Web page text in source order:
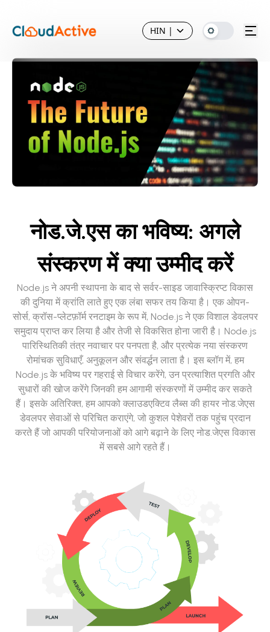
HIN |
नोड.जे.एस का भविष्य: अगले
संस्करण में क्या उम्मीद करें
Node.js ने अपनी स्थापना के बाद से सर्वर-साइड जावास्क्रिप्ट विकास
की दुनिया में क्रांति लाते हुए एक लंबा सफर तय किया है। एक ओपन-
सोर्स, क्रॉस-प्लेटफ़ॉर्म रनटाइम के रूप में, Node.js ने एक विशाल डेवलपर
समुदाय प्राप्त कर लिया है और तेजी से विकसित होना जारी है। Node.js
पारिस्थितिकी तंत्र नवाचार पर पनपता है, और प्रत्येक नया संस्करण
रोमांचक सुविधाएँ, अनुकूलन और संवर्द्धन लाता है। इस ब्लॉग में, हम
Node.js के भविष्य पर गहराई से विचार करेंगे, उन प्रत्याशित प्रगति और
सुधारों की खोज करेंगे जिनकी हम आगामी संस्करणों में उम्मीद कर सकते
हैं। इसके अतिरिक्त, हम आपको क्लाउडएक्टिव लैब्स की हायर नोड.जेएस
डेवलपर सेवाओं से परिचित कराएंगे, जो कुशल पेशेवरों तक पहुंच प्रदान
करते हैं जो आपकी परियोजनाओं को आगे बढ़ाने के लिए नोड.जेएस विकास
में सबसे आगे रहते हैं।